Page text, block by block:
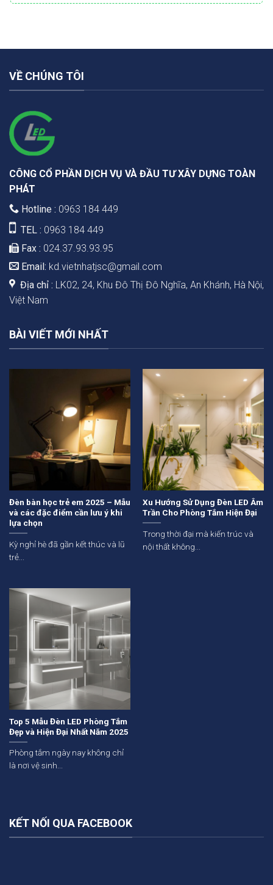
VỀ CHÚNG TÔI
CÔNG CỔ PHẦN DỊCH VỤ VÀ ĐẦU TƯ XÂY DỰNG TOÀN
PHÁT
Hotline : 0963 184 449
TEL : 0963 184 449
Fax : 024.37.93.93.95
Email: kd.vietnhatjsc@gmail.com
Địa chỉ : LK02, 24, Khu Đô Thị Đô Nghĩa, An Khánh, Hà Nội,
Việt Nam
BÀI VIẾT MỚI NHẤT
Đèn bàn học trẻ em 2025 – Mẫu
và các đặc điểm cần lưu ý khi
lựa chọn
Kỳ nghỉ hè đã gần kết thúc và lũ
trẻ...
Xu Hướng Sử Dụng Đèn LED Âm
Trần Cho Phòng Tắm Hiện Đại
Trong thời đại mà kiến trúc và
nội thất không...
Top 5 Mẫu Đèn LED Phòng Tắm
Đẹp và Hiện Đại Nhất Năm 2025
Phòng tắm ngày nay không chỉ
là nơi vệ sinh...
KẾT NỐI QUA FACEBOOK